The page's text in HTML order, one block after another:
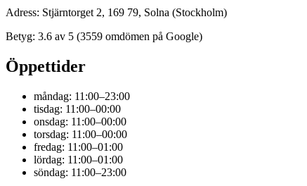
Adress: Stjärntorget 2, 169 79, Solna (Stockholm)
Betyg: 3.6 av 5 (3559 omdömen på Google)
Öppettider
måndag: 11:00–23:00
tisdag: 11:00–00:00
onsdag: 11:00–00:00
torsdag: 11:00–00:00
fredag: 11:00–01:00
lördag: 11:00–01:00
söndag: 11:00–23:00